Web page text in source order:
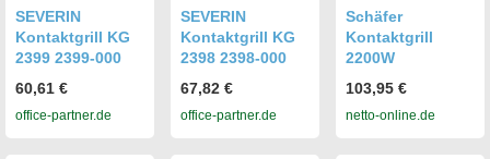
SEVERIN
Kontaktgrill KG
2399 2399-000
60,61 €
office-partner.de
SEVERIN
Kontaktgrill KG
2398 2398-000
67,82 €
office-partner.de
Schäfer
Kontaktgrill
2200W
103,95 €
netto-online.de